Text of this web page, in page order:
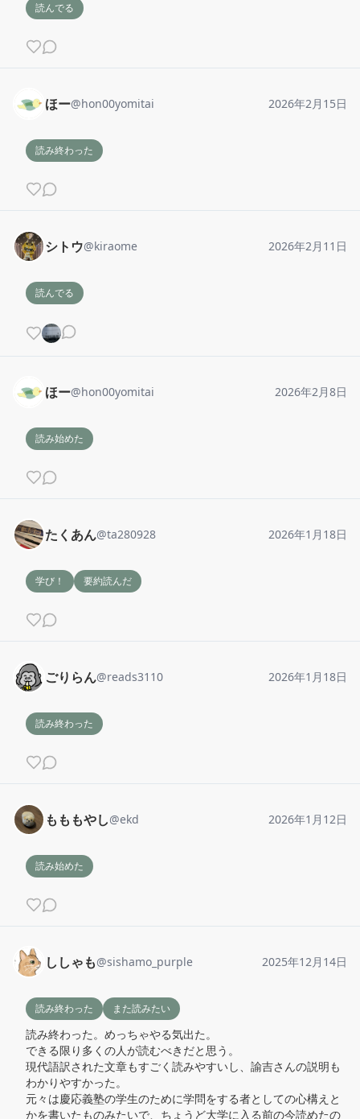
読んでる
ほー@hon00yomitai 2026年2月15日
読み終わった
シトウ@kiraome 2026年2月11日
読んでる
ほー@hon00yomitai 2026年2月8日
読み始めた
たくあん@ta280928 2026年1月18日
学び！ 要約読んだ
ごりらん@reads3110 2026年1月18日
読み終わった
もももやし@ekd 2026年1月12日
読み始めた
ししゃも@sishamo_purple 2025年12月14日
読み終わった また読みたい
読み終わった。めっちゃやる気出た。
できる限り多くの人が読むべきだと思う。
現代語訳された文章もすごく読みやすいし、諭吉さんの説明も
わかりやすかった。
元々は慶応義塾の学生のために学問をする者としての心構えと
かを書いたものみたいで、ちょうど大学に入る前の今読めたの